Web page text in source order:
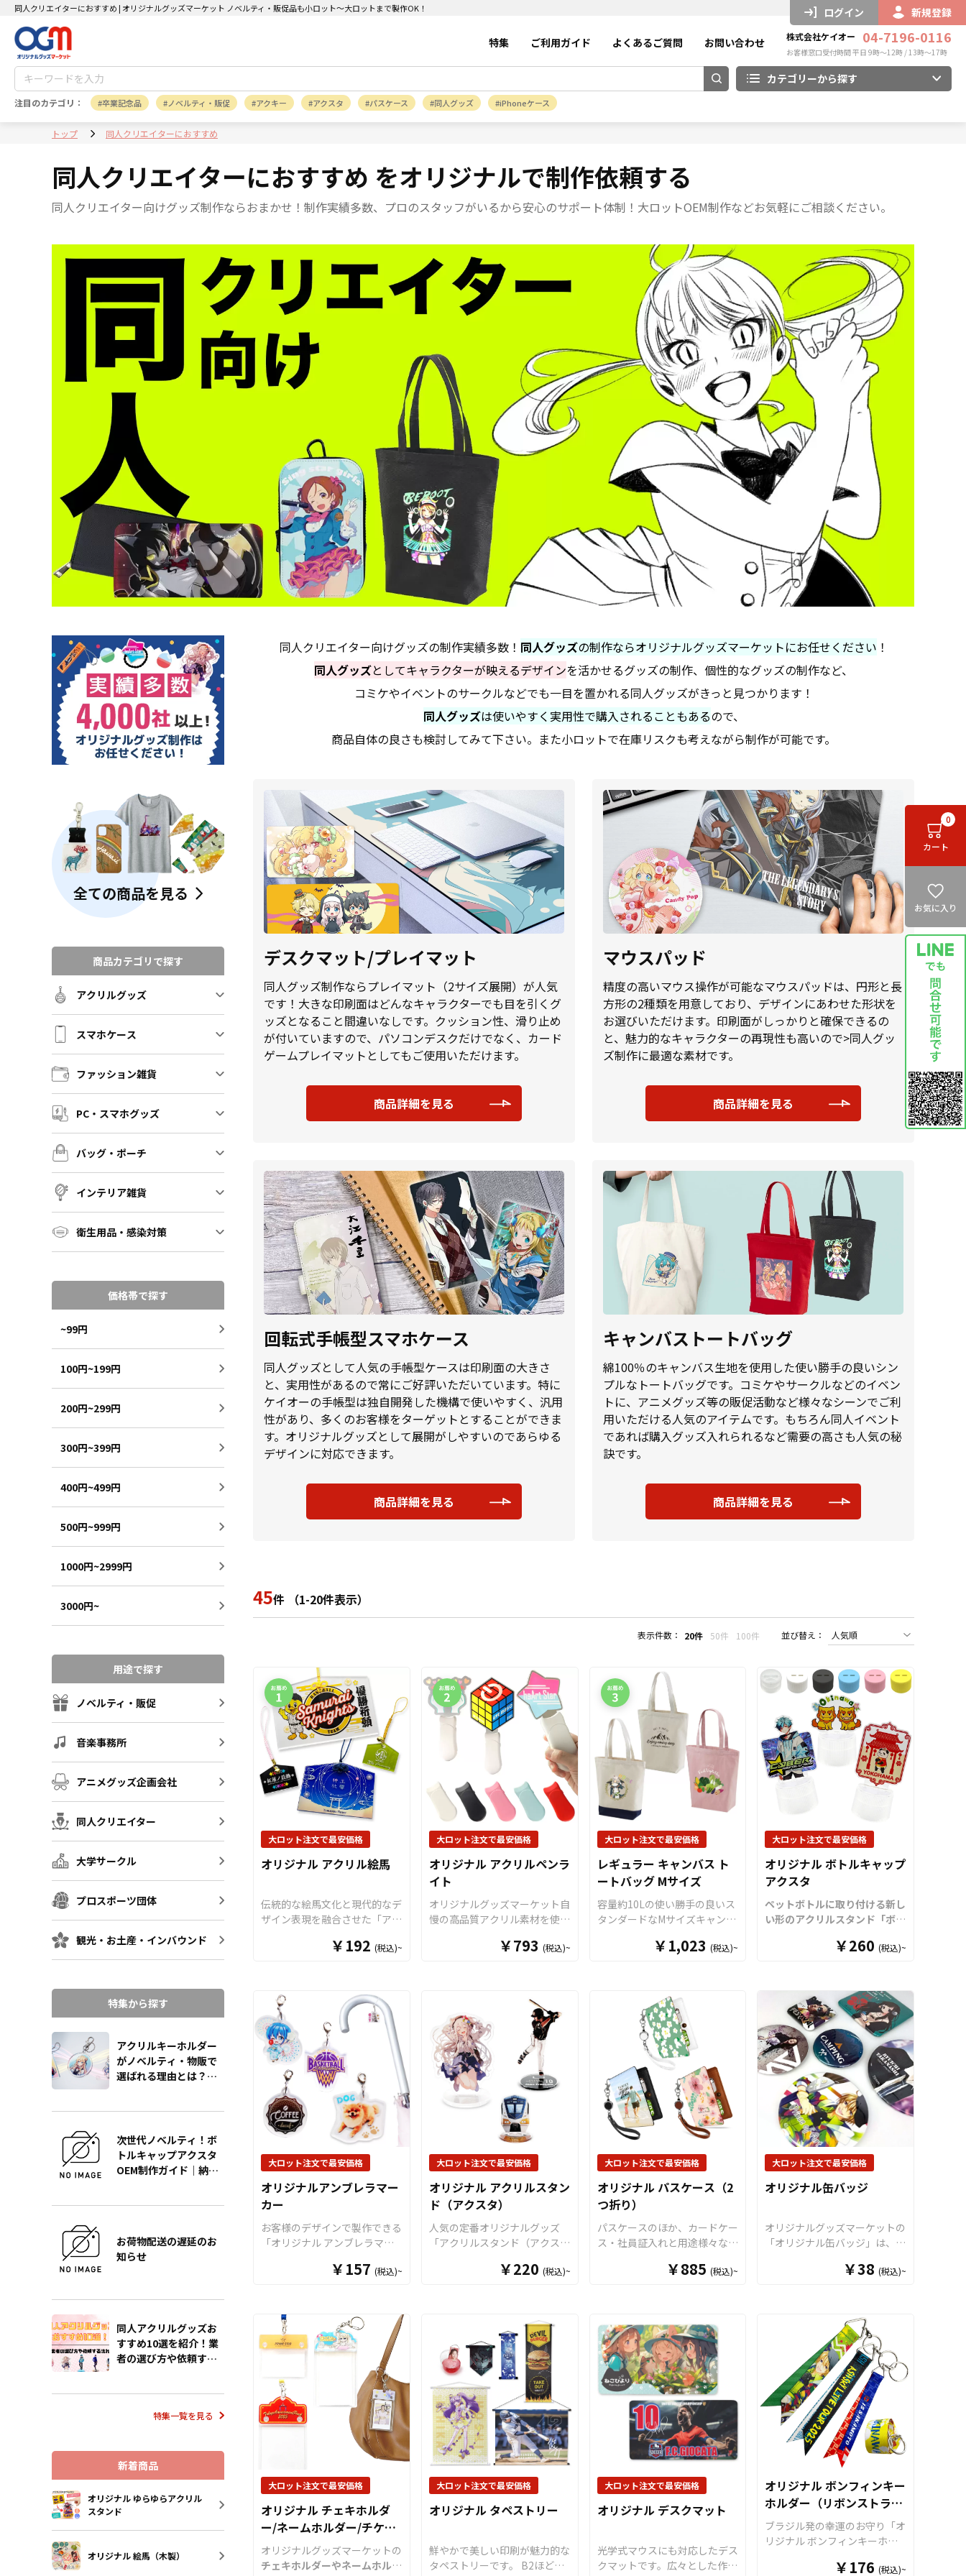
同人クリエイターにおすすめ | オリジナルグッズマーケット ノベルティ・販促品も小ロット～大ロットまで製作OK！ ログイン 新規登録
特集 ご利用ガイド よくあるご質問 お問い合わせ 株式会社ケイオー 04-7196-0116
お客様窓口受付時間 平日 9時～12時 / 13時～17時
カテゴリーから探す
注目のカテゴリ： 卒業記念品 ノベルティ・販促 アクキー アクスタ パスケース 同人グッズ iPhoneケース
トップ 同人クリエイターにおすすめ
同人クリエイターにおすすめ をオリジナルで制作依頼する
同人クリエイター向けグッズ制作ならおまかせ！制作実績多数、プロのスタッフがいるから安心のサポート体制！大ロットOEM制作などお気軽にご相談ください。
全ての商品を見る
商品カテゴリで探す
アクリルグッズ
スマホケース
ファッション雑貨
PC・スマホグッズ
バッグ・ポーチ
インテリア雑貨
衛生用品・感染対策
価格帯で探す
~99円
100円~199円
200円~299円
300円~399円
400円~499円
500円~999円
1000円~2999円
3000円~
用途で探す
ノベルティ・販促
音楽事務所
アニメグッズ企画会社
同人クリエイター
大学サークル
プロスポーツ団体
観光・お土産・インバウンド
特集から探す
アクリルキーホルダー
がノベルティ・物販で
選ばれる理由とは？販
次世代ノベルティ！ボ
トルキャップアクスタ
OEM制作ガイド｜納
お荷物配送の遅延のお
知らせ
同人アクリルグッズお
すすめ10選を紹介！業
者の選び方や依頼する
特集一覧を見る
新着商品
オリジナル ゆらゆらアクリル
スタンド
オリジナル 絵馬（木製）
同人クリエイター向けグッズの制作実績多数！ 同人グッズの制作ならオリジナルグッズマーケットにお任せください ！
同人グッズとしてキャラクターが映えるデザインを活かせるグッズの制作、個性的なグッズの制作など、
コミケやイベントのサークルなどでも一目を置かれる同人グッズがきっと見つかります！
同人グッズは使いやすく実用性で購入されることもあるので、
商品自体の良さも検討してみて下さい。また小ロットで在庫リスクも考えながら制作が可能です。
デスクマット/プレイマット
同人グッズ制作ならプレイマット（2サイズ展開）が人気
です！大きな印刷面はどんなキャラクターでも目を引くグ
ッズとなること間違いなしです。クッション性、滑り止め
が付いていますので、パソコンデスクだけでなく、カード
ゲームプレイマットとしてもご使用いただけます。
商品詳細を見る
マウスパッド
精度の高いマウス操作が可能なマウスパッドは、円形と長
方形の2種類を用意しており、デザインにあわせた形状を
お選びいただけます。印刷面がしっかりと確保できるの
と、魅力的なキャラクターの再現性も高いので>同人グッ
ズ制作に最適な素材です。
商品詳細を見る
回転式手帳型スマホケース
同人グッズとして人気の手帳型ケースは印刷面の大きさ
と、実用性があるので常にご好評いただいています。特に
ケイオーの手帳型は独自開発した機構で使いやすく、汎用
性があり、多くのお客様をターゲットとすることができま
す。オリジナルグッズとして展開がしやすいのであらゆる
デザインに対応できます。
商品詳細を見る
キャンバストートバッグ
綿100％のキャンバス生地を使用した使い勝手の良いシン
プルなトートバッグです。コミケやサークルなどのイベン
トに、アニメグッズ等の販促活動など様々なシーンでご利
用いただける人気のアイテムです。もちろん同人イベント
であれば購入グッズ入れられるなど需要の高さも人気の秘
訣です。
商品詳細を見る
45件 （1-20件表示）
表示件数： 20件 50件 100件 並び替え：
大ロット注文で最安価格
オリジナル アクリル絵馬
伝統的な絵馬文化と現代的なデ
ザイン表現を融合させた「アク
ルデザインで制作いたします。
絵馬」は、通常の木製絵馬には
ないツヤと高級感に加え、立体
的で透明感のある美しい仕上が
りが魅力です。 ケイオー自慢
の高精細・ハイクオリティな印
刷技術で、細かなデザインやグ
ラデーション、写真などもきれ
いに表現できます。「片面印
刷」「両面印刷」「箔押し」
「ハイブリッド印刷」に対応可
能で、奥行き感のある美しい仕
上がりのアクリル絵馬を制作で
きます。 サイズは用途やター
ゲットに合わせて選べるS/M/L
の3サイズをご用意。販売に必
要な資材も取り揃えております
ので、お客様にはデザインを入
稿していただくだけでオリジナ
ル商品として販売していただく
ことができます。オリジナルグ
の業者様もお気軽にご相談くだ
さい。 箔押しの場合、最低ロ
ット100個からとなります。 50
個でのご注文はできませんので
￥192 (税込)~
大ロット注文で最安価格
オリジナル アクリルペンラ
イト
オリジナルグッズマーケット自
慢の高品質アクリル素材を使用
アクリルペンライトです。乾電
発光色を切り替えることが可能
です。土台部分も「ホワイト」
「ブラック」「ピンク」「パス
テルブルー」「レッド」の5色
をご用意しました。また、形状
やサイズはお客様のデザインに
合わせてダイカット加工で自由
な形状に切り出すことができま
すので、簡単にオリジナリティ
溢れるグッズを制作することが
できます。音楽イベント、コン
サート、学校行事、サークル活
動など、さまざまなシーンで活
躍するオリジナルのアクリルグ
ッズ、アニメやアイドル、スポ
ーツ選手などの推し活グッズと
しても最適です。
￥793 (税込)~
大ロット注文で最安価格
レギュラー キャンバス ト
ートバッグ Mサイズ
容量約10Lの使い勝手の良いス
タンダードなMサイズキャンバ
っかりとした生地で、日常のお
グッズ配布のサブバッグとして
も幅広く活躍します。複雑な形
状や色数の多いデザインでも印
刷単価が従来方式に比べて比較
的リーズナブルとなっているこ
とも特徴です。企業やショップ
のノベルティ、フェスやイベン
ト、アニメグッズ等の販促品等
様々なシーンでご利用いただけ
る人気のアイテムです。OEM
などの販売に必要な資材も取り
揃えておりますので、お客様に
はデザインをご入稿いただくだ
けでオリジナル商品として販売
していただくことができます。
トートバッグはアニメ、エンタ
メ、スポーツ、官公庁、またコ
ミケなどの同人グッズ販売など
様々な業界に人気です。 国内
生産で短納期、小ロットからの
た問わずお気軽にご相談くださ
い。
￥1,023(税込)~
大ロット注文で最安価格
オリジナル ボトルキャップ
アクスタ
ペットボトルに取り付ける新し
い形のアクリルスタンド「ボト
のオリジナルデザインで制作い
キャップに取り付けるだけ
で“推しのアクリルスタンド専
用ステージ”が完成！様々なシ
ーンで推し活がもっと楽しくな
るアイテムです。独自設計のボ
トルキャップ部分（特許出願
）は多くのペットボトルにし
っかりフィットし、選べる6色
のカラーラインナップで作品世
界に合わせた表現が可能。アク
スタ部分はダイカット加工に対
応しており、キャラクター・ロ
ゴ・シンボルなど自由な形状で
制作できます。場所を取らない
る高さ・奥行きが生まれ、撮
影・持ち歩き・ディスプレイを
ワンランクUP！ すべて国内生
産のメイド・イン・ジャパン製
！販売に必要な資材も取
くだけでオリジナル商品として
販売していただくことができま
す。オリジナルグッズの制作や
OEMをご検討中の業者様もお
気軽にご相談ください。 推し
活シーンと親和性が高く、SNS
への投稿もされやすいアイテム
ですので、アニメやゲーム、ア
ーティストのライブグッズ、ス
ポーツチーム応援グッズなどの
ファングッズや企業ノベルティ
など、幅広い用途に対応可能な
おすすめ商品です。
￥260 (税込)~
大ロット注文で最安価格
オリジナルアンブレラマー
カー
お客様のデザインで製作できる
「オリジナル アンブレラマー
リスクを軽減するためのアイテ
製作することができるのでブラ
ンドイメージやキャラクターな
どに合わせて、自由な形状でデ
ザインすることが可能です。
「アンブレラマーカー」との名
称ですが、Oリングや8の字リ
ングを使用しなければ、アクリ
ルチャームとしてご利用いただ
けます アンブレラマーカーの
傘に取り付けるパーツ部分には
つは「傘の柄に取り付けるOリ
ング」タイプ、もう1つは「傘
のつゆ先に取り付ける8の字リ
ング」タイプを用意。 マーク
させたい箇所によってパーツを
選択していただくことでデザイ
￥157 (税込)~
大ロット注文で最安価格
オリジナル アクリルスタン
ド（アクスタ）
人気の定番オリジナルグッズ
「アクリルスタンド（アクス
ジナルデザインにて制作いたし
性を兼ね備えた大人気アイテ
ム。ケイオーのオリジナル ア
クリルスタンドには、透明度の
高い高品質アクリル素材を採用
しています。キャラクターやイ
ラスト、写真などのお好きなデ
ザインを高精細プリンターでフ
ルカラー印刷し、自由な形にダ
イカット加工で仕上げます。台
座部分にもプリントが可能で、
形状やサイズも自由自在です。
同人活動で制作されたオリジナ
ルキャラクターや作品のイラス
トをアクスタとして形にするこ
アイテムとなるでしょう。 カ
プセルトイ用のグッズとして小
￥220 (税込)~
大ロット注文で最安価格
オリジナル パスケース（2
つ折り）
パスケースのほか、カードケー
ス・社員証入れと用途様々な高
ちのオリジナルのデザインにて
ますので、オリジナルグッズと
して展開がしやすいのが特長で
す。販売に必要な資材も取り揃
えておりますので、お客様には
デザインをご入稿いただくだけ
でオリジナル商品として販売し
ていただくことができます。
パスケースはアニメ、エンタ
メ、スポーツ、官公庁、同人グ
す。 国内生産で短納期、小ロ
ットからの製作も承っておりま
すので、お気軽にご相談くださ
￥885(税込)~
大ロット注文で最安価格
オリジナル缶バッジ
オリジナルグッズマーケットの
「オリジナル缶バッジ」は、安
缶バッジは、オリジナルグッズ
として、コンサートグッズ、ア
ーティストグッズ、キャラクタ
ーグッズ、ノベルティー、お土
産品など色々な場面で活躍しま
す。 特にオリジナルグッズマ
ーケットの缶バッジはサテン地
（梨地）の高級感のある裏面加
工で、キズ、汚れ、サビに強い
仕様です。さらに、すべて国内
生産の安心クオリティですの
で、自信を持ってお勧めできる
商品です。 取扱いサイズは、
定番の丸形ですと5種類のサイ
ズ、その他、正方形やハート型
など様々なオリジナル缶バッジ
作成が可能です。充実したサイ
￥38 (税込)~
大ロット注文で最安価格
オリジナル チェキホルダ
ー/ネームホルダー/チケッ
トホルダー
オリジナルグッズマーケットの
チェキホルダーやネームホルダ
大ロット注文で最安価格
オリジナル タペストリー
鮮やかで美しい印刷が魅力的な
タペストリーです。 B2ほどの
大ロット注文で最安価格
オリジナル デスクマット
光学式マウスにも対応したデス
クマットです。広々とした作業
オリジナル ボンフィンキー
ホルダー（リボンストラッ
プ）
ブラジル発の幸運のお守り「オ
リジナル ボンフィンキーホル
を、お客様のオリジナルデザイ
￥176 (税込)~
カート
0
お気に入り